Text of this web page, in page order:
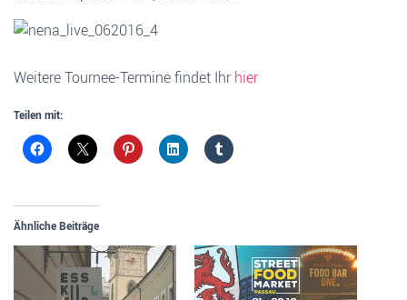
Weitere Tournee-Termine findet Ihrhier
Teilen mit:
Ähnliche Beiträge